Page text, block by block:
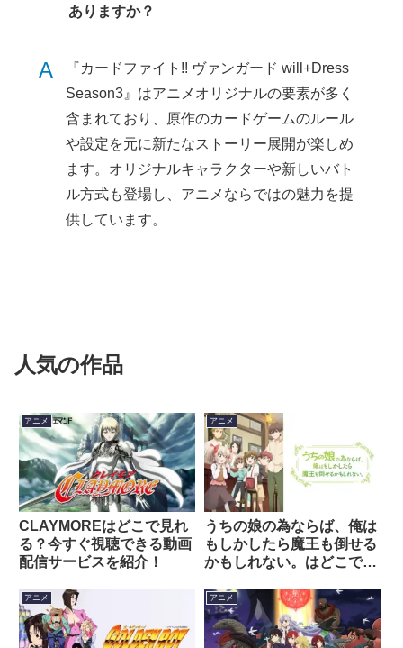
ありますか？
A
『カードファイト!! ヴァンガード will+Dress
Season3』はアニメオリジナルの要素が多く
含まれており、原作のカードゲームのルール
や設定を元に新たなストーリー展開が楽しめ
ます。オリジナルキャラクターや新しいバト
ル方式も登場し、アニメならではの魅力を提
供しています。
人気の作品
アニメ
CLAYMOREはどこで見れ
る？今すぐ視聴できる動画
配信サービスを紹介！
アニメ
うちの娘の為ならば、俺は
もしかしたら魔王も倒せる
かもしれない。はどこで見
画配信サービスを紹介！
アニメ アニメ